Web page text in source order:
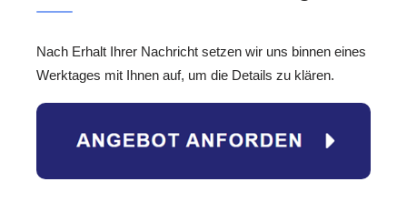
Nach Erhalt Ihrer Nachricht setzen wir uns binnen eines
Werktages mit Ihnen auf, um die Details zu klären.